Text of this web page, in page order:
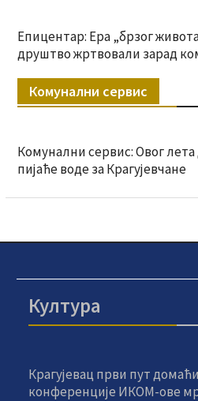
Епицентар: Ера „брзог
друштво жртвовали зарад
Комунални сервис
Комунални сервис: Овог
пијаће воде за Крагујевчане
Култура
Крагујевац први пут
конференције ИКОМ-ове